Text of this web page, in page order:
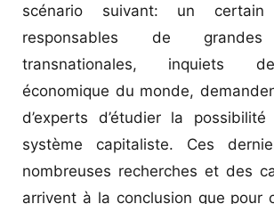
scénario suivant: un
responsables de grandes
transnationales, inquiets
économique du monde,
d’experts d’étudier la
système capitaliste. Ces
nombreuses recherches et des
arrivent à la conclusion que pour